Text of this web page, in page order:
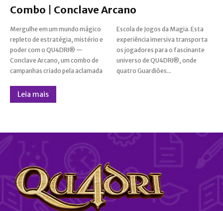
Combo | Conclave Arcano
Mergulhe em um mundo mágico
repleto de estratégia, mistério e
poder com o QU4DRI® —
Conclave Arcano, um combo de
campanhas criado pela aclamada
Escola de Jogos da Magia. Esta
experiência imersiva transporta
os jogadores para o fascinante
universo de QU4DRI®, onde
quatro Guardiões...
Leia mais